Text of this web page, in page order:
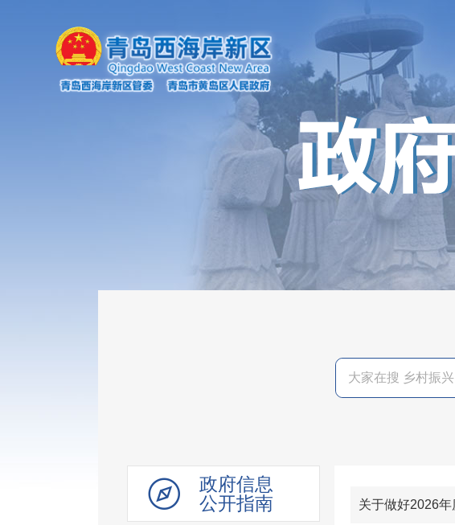
政府信息
公开指南
政策文件
政府工作报告
财政资金信息
关于做好2026